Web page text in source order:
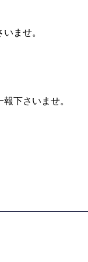
ませ。
下さいませ。